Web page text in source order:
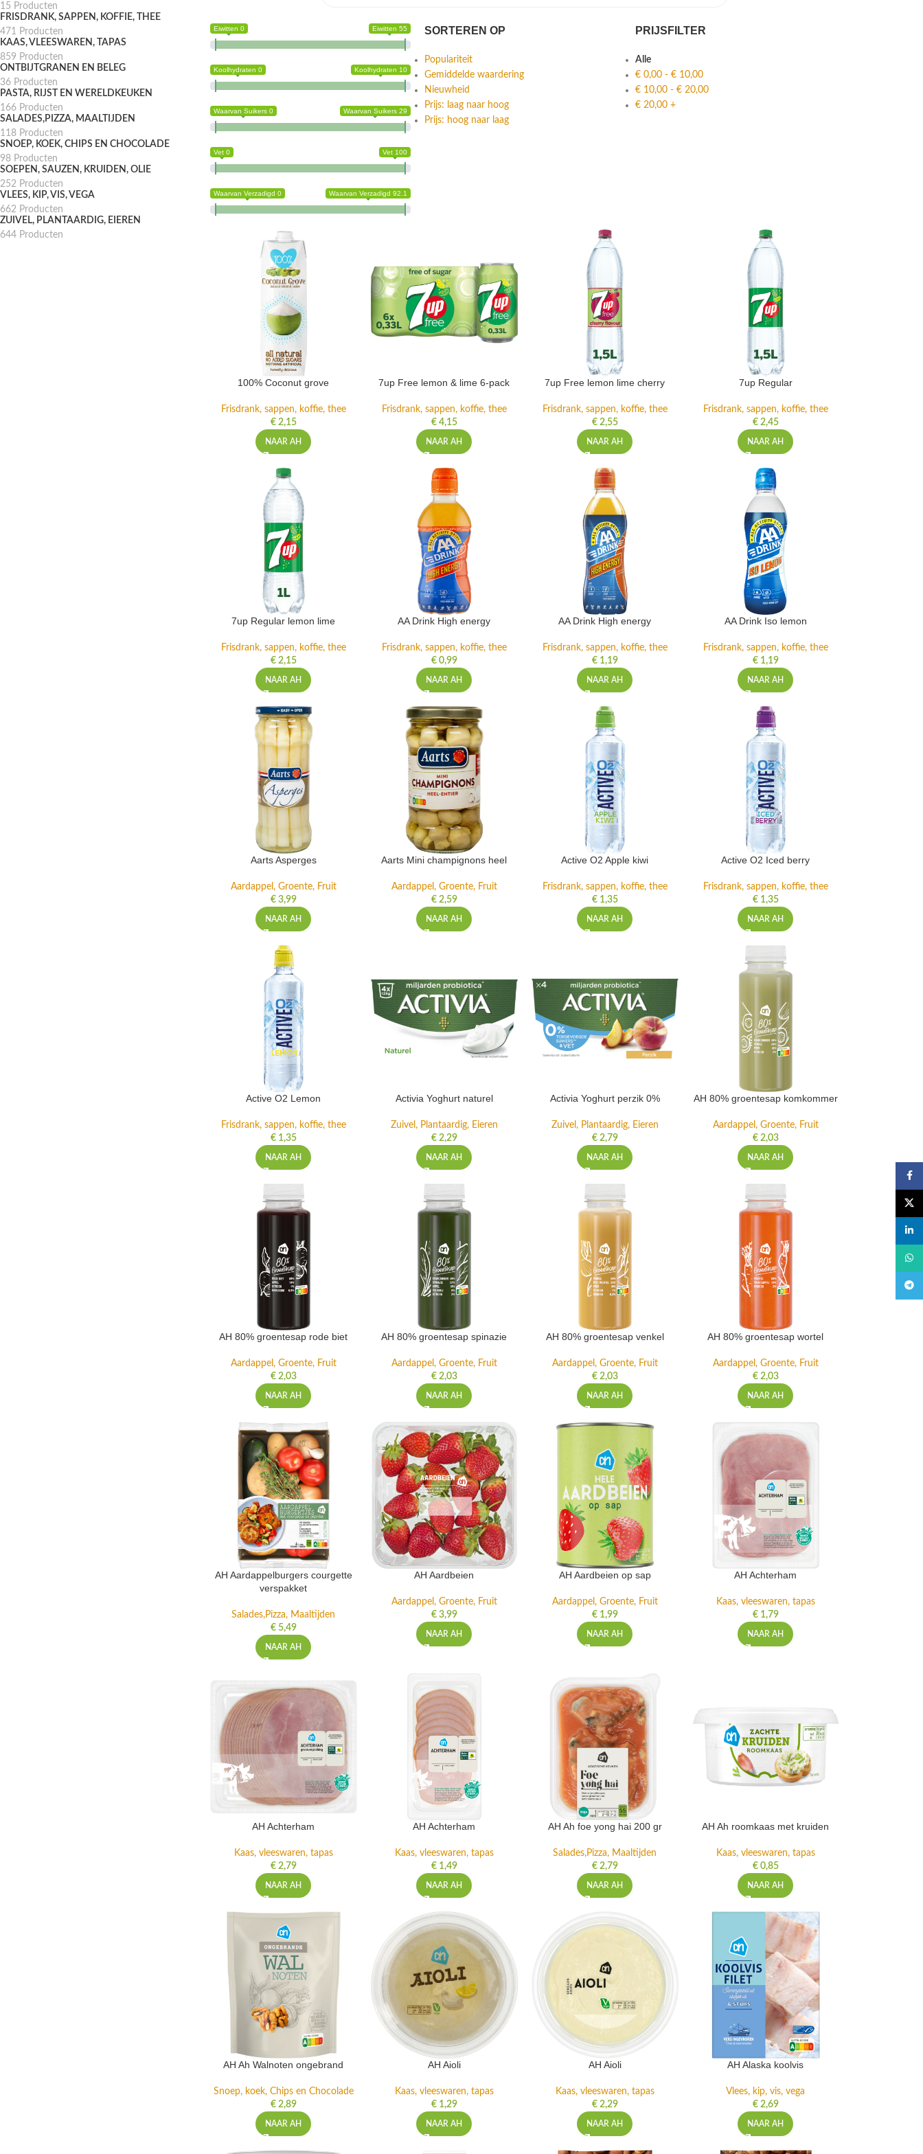
15 Producten
FRISDRANK, SAPPEN, KOFFIE, THEE
471 Producten
KAAS, VLEESWAREN, TAPAS
859 Producten
ONTBIJTGRANEN EN BELEG
36 Producten
PASTA, RIJST EN WERELDKEUKEN
166 Producten
SALADES,PIZZA, MAALTIJDEN
118 Producten
SNOEP, KOEK, CHIPS EN CHOCOLADE
98 Producten
SOEPEN, SAUZEN, KRUIDEN, OLIE
252 Producten
VLEES, KIP, VIS, VEGA
662 Producten
ZUIVEL, PLANTAARDIG, EIEREN
644 Producten
Eiwitten 0 Eiwitten 55
Koolhydraten 0 Koolhydraten 10
Waarvan Suikers 0 Waarvan Suikers 29
Vet 0 Vet 100
Waarvan Verzadigd 0 Waarvan Verzadigd 92.1
SORTEREN OP
Populariteit
Gemiddelde waardering
Nieuwheid
Prijs: laag naar hoog
Prijs: hoog naar laag
PRIJSFILTER
Alle
€0,00- €10,00
€10,00- €20,00
€20,00+
100% Coconut grove
Frisdrank, sappen, koffie, thee
€2,15
NAAR AH
7up Free lemon & lime 6-pack
Frisdrank, sappen, koffie, thee
€4,15
NAAR AH
7up Free lemon lime cherry
Frisdrank, sappen, koffie, thee
€2,55
NAAR AH
7up Regular
Frisdrank, sappen, koffie, thee
€2,45
NAAR AH
7up Regular lemon lime
Frisdrank, sappen, koffie, thee
€2,15
NAAR AH
AA Drink High energy
Frisdrank, sappen, koffie, thee
€0,99
NAAR AH
AA Drink High energy
Frisdrank, sappen, koffie, thee
€1,19
NAAR AH
AA Drink Iso lemon
Frisdrank, sappen, koffie, thee
€1,19
NAAR AH
Aarts Asperges
Aardappel, Groente, Fruit
€3,99
NAAR AH
Aarts Mini champignons heel
Aardappel, Groente, Fruit
€2,59
NAAR AH
Active O2 Apple kiwi
Frisdrank, sappen, koffie, thee
€1,35
NAAR AH
Active O2 Iced berry
Frisdrank, sappen, koffie, thee
€1,35
NAAR AH
Active O2 Lemon
Frisdrank, sappen, koffie, thee
€1,35
NAAR AH
Activia Yoghurt naturel
Zuivel, Plantaardig, Eieren
€2,29
NAAR AH
Activia Yoghurt perzik 0%
Zuivel, Plantaardig, Eieren
€2,79
NAAR AH
AH 80% groentesap komkommer
Aardappel, Groente, Fruit
€2,03
NAAR AH
AH 80% groentesap rode biet
Aardappel, Groente, Fruit
€2,03
NAAR AH
AH 80% groentesap spinazie
Aardappel, Groente, Fruit
€2,03
NAAR AH
AH 80% groentesap venkel
Aardappel, Groente, Fruit
€2,03
NAAR AH
AH 80% groentesap wortel
Aardappel, Groente, Fruit
€2,03
NAAR AH
AH Aardappelburgers courgette
verspakket
Salades,Pizza, Maaltijden
€5,49
NAAR AH
AH Aardbeien
Aardappel, Groente, Fruit
€3,99
NAAR AH
AH Aardbeien op sap
Aardappel, Groente, Fruit
€1,99
NAAR AH
AH Achterham
Kaas, vleeswaren, tapas
€1,79
NAAR AH
AH Achterham
Kaas, vleeswaren, tapas
€2,79
NAAR AH
AH Achterham
Kaas, vleeswaren, tapas
€1,49
NAAR AH
AH Ah foe yong hai 200 gr
Salades,Pizza, Maaltijden
€2,79
NAAR AH
AH Ah roomkaas met kruiden
Kaas, vleeswaren, tapas
€0,85
NAAR AH
AH Ah Walnoten ongebrand
Snoep, koek, Chips en Chocolade
€2,89
NAAR AH
AH Aioli
Kaas, vleeswaren, tapas
€1,29
NAAR AH
AH Aioli
Kaas, vleeswaren, tapas
€2,29
NAAR AH
AH Alaska koolvis
Vlees, kip, vis, vega
€2,69
NAAR AH